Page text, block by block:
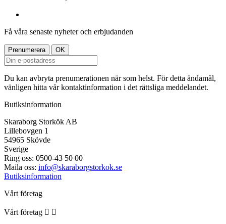
Få våra senaste nyheter och erbjudanden
Du kan avbryta prenumerationen när som helst. För detta ändamål,
vänligen hitta vår kontaktinformation i det rättsliga meddelandet.
Butiksinformation
Skaraborg Storkök AB
Lillebovgen 1
54965 Skövde
Sverige
Ring oss: 0500-43 50 00
Maila oss: info@skaraborgstorkok.se
Butiksinformation
Vårt företag
Vårt företag  